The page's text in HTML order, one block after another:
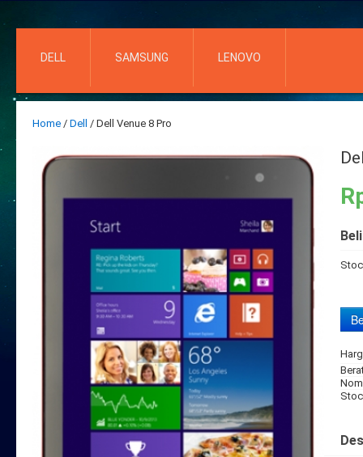
DELL SAMSUNG LENOVO
Home / Dell / Dell Venue 8 Pro